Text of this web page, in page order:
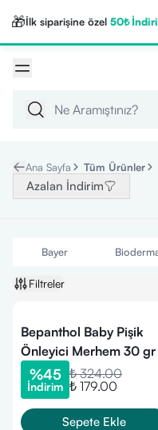
🎁İlk siparişine özel 50₺
Ana Sayfa Tüm Ürünler
Azalan İndirim
Bayer
Filtreler
Bepanthol Baby Pişik
Önleyici Merhem 30 gr
%45
İndirim
₺ 324.00
₺ 179.00
Sepete Ekle